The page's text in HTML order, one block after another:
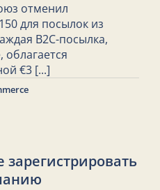
отменил
для посылок из
B2C-посылка,
€3 [...]